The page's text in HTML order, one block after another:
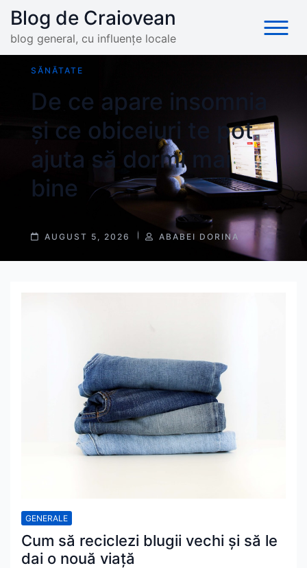
Skip
content
Blog de Craiovean
blog general, cu influențe locale
SĂNĂTATE
De ce apare insomnia
și ce obiceiuri te pot
ajuta să dormi mai
bine
POST
DATEAUGUST 5, 2026
POST
AUTHOR
ABABEI DORINA
GENERALE
Cum să reciclezi blugii vechi și să le
dai o nouă viață